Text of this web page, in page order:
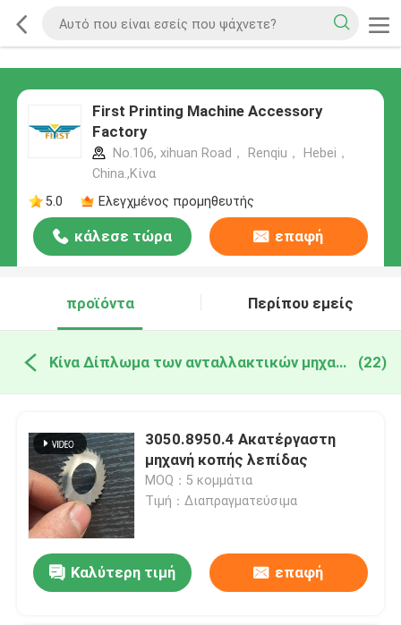
First Printing Machine Accessory
Factory
No.106, xihuan Road， Renqiu， Hebei，
China.,Κίνα
5.0
Ελεγχμένος προμηθευτής
κάλεσε τώρα επαφή
προϊόντα Περίπου εμείς
Κίνα Δίπλωμα των ανταλλακτικών μηχανών (22)
3050.8950.4 Ακατέργαστη
μηχανή κοπής λεπίδας
MOQ：5 κομμάτια
Τιμή：Διαπραγματεύσιμα
Καλύτερη τιμή επαφή